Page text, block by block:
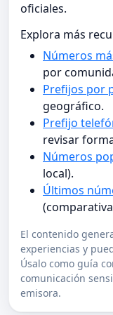
oficiales.
Explora más
Números
por
Prefijos por
geográfico.
Prefijo
revisar
Números
local).
Últimos
El contenido
experiencias y
Úsalo como guía
comunicación
emisora.